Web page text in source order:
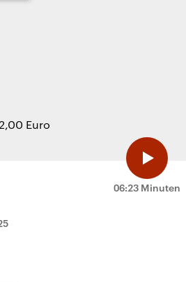
06:23 Minuten
Euro